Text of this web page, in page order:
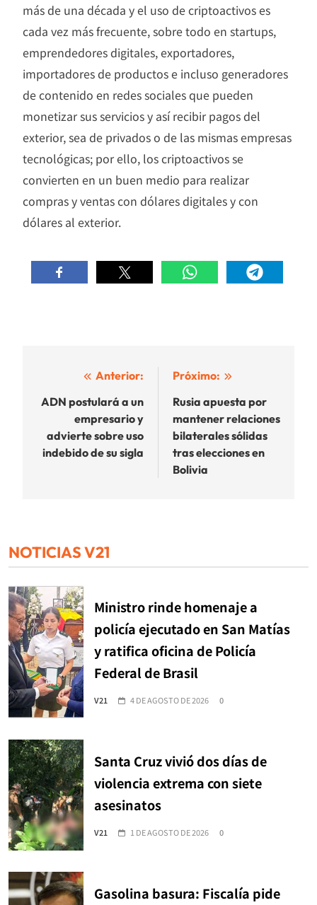
más de una década y el uso de criptoactivos es
cada vez más frecuente, sobre todo en startups,
emprendedores digitales, exportadores,
importadores de productos e incluso generadores
de contenido en redes sociales que pueden
monetizar sus servicios y así recibir pagos del
exterior, sea de privados o de las mismas empresas
tecnológicas; por ello, los criptoactivos se
convierten en un buen medio para realizar
compras y ventas con dólares digitales y con
dólares al exterior.
Navegación
de
entradas
Anterior:
ADN postulará a un
empresario y
advierte sobre uso
indebido de su sigla
Próximo:
Rusia apuesta por
mantener relaciones
bilaterales sólidas
tras elecciones en
Bolivia
NOTICIAS V21
Ministro rinde homenaje a
policía ejecutado en San Matías
y ratifica oficina de Policía
Federal de Brasil
V21 4 DE AGOSTO DE 2026 0
Santa Cruz vivió dos días de
violencia extrema con siete
asesinatos
V21 1 DE AGOSTO DE 2026 0
Gasolina basura: Fiscalía pide